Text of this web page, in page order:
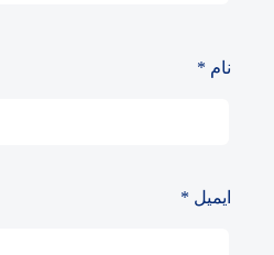
نام *
ایمیل *